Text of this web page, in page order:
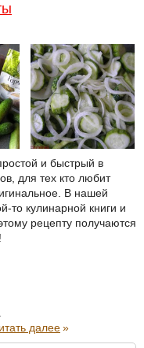
и быстрый в
для тех кто любит
В нашей
то кулинарной книги и
рецепту получаются
далее»